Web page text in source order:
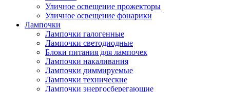
Уличное освещение прожекторы
Уличное освещение фонарики
Лампочки
Лампочки галогенные
Лампочки светодиодные
Блоки питания для лампочек
Лампочки накаливания
Лампочки диммируемые
Лампочки технические
Лампочки энергосберегающие